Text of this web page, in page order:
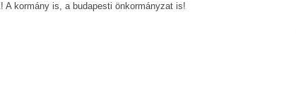
A kormány is, a budapesti önkormányzat is!